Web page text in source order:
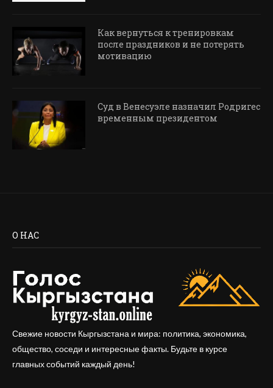
Как вернуться к тренировкам
после праздников и не потерять
мотивацию
Суд в Венесуэле назначил Родригес
временным президентом
О НАС
Свежие новости Кыргызстана и мира: политика, экономика,
общество, соседи и интересные факты. Будьте в курсе
главных событий каждый день!